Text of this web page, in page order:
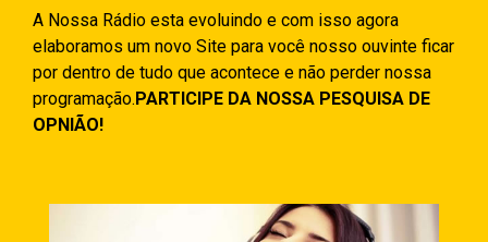
A Nossa Rádio esta evoluindo e com isso agora
elaboramos um novo Site para você nosso ouvinte ficar
por dentro de tudo que acontece e não perder nossa
programação.PARTICIPE DA NOSSA PESQUISA DE
OPNIÃO!